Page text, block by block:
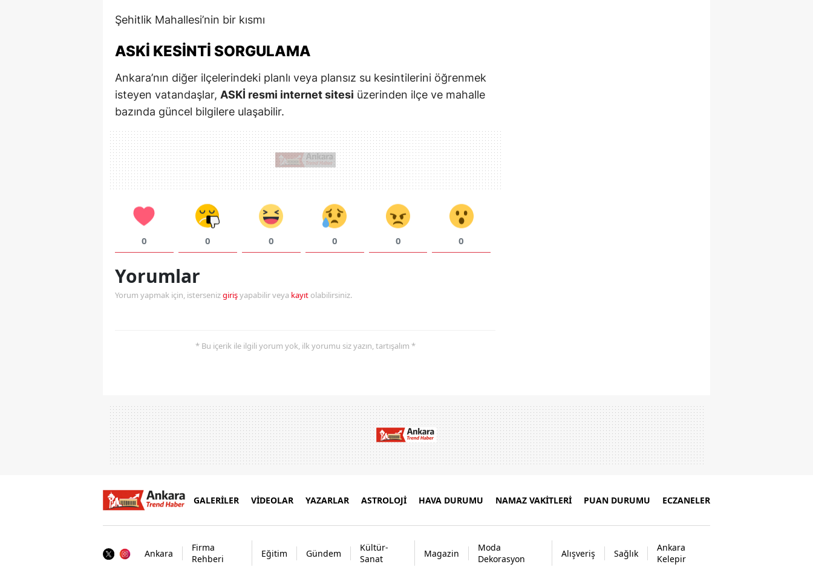
Şehitlik Mahallesi’nin bir kısmı
ASKİ KESINTI SORGULAMA
Ankara’nın diğer ilçelerindeki planlı veya plansız su kesintilerini öğrenmek
isteyen vatandaşlar, ASKİ resmi internet sitesi üzerinden ilçe ve mahalle
bazında güncel bilgilere ulaşabilir.
0 0 0 0 0 0
Yorumlar
Yorum yapmak için, istersenizgirişyapabilir veya kayıt olabilirsiniz.
* Bu içerik ile ilgili yorum yok, ilk yorumu siz yazın, tartışalım *
GALERİLER VİDEOLAR YAZARLAR ASTROLOJİ HAVA DURUMU NAMAZ VAKİTLERİ PUAN DURUMU ECZANELER
Ankara
Firma
Rehberi
Eğitim Gündem
Kültür-
Sanat
Magazin
Moda
Dekorasyon
Alışveriş Sağlık
Ankara
Kelepir